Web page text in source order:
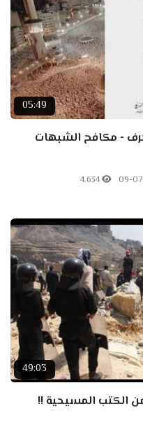
05:49
- مكافح الشبهات
09-
4.634
49:03
الكتب المسيحية !!